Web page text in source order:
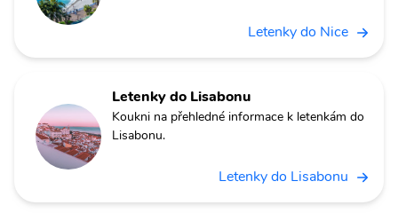
Letenky do Nice
Letenky do Lisabonu
Koukni na přehledné informace k letenkám do
Lisabonu.
Letenky do Lisabonu